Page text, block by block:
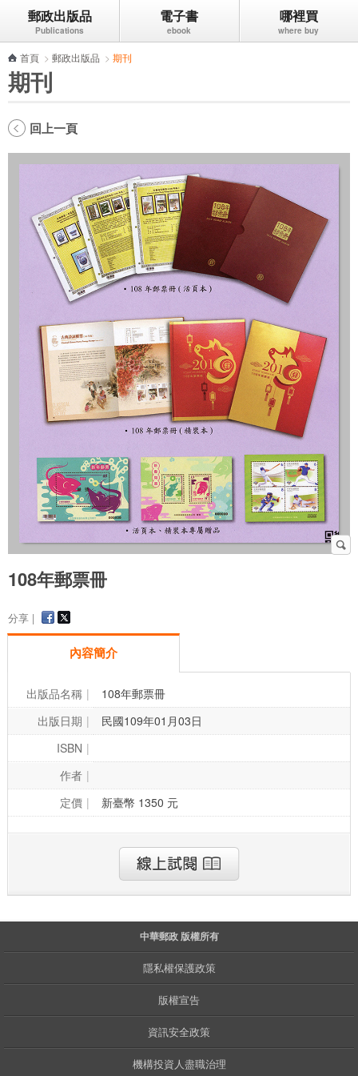
跳到主要內容區塊
郵政出版品 電子書 哪裡買
首頁 > 郵政出版品 > 期刊
期刊
回上一頁
108年郵票冊
分享 |
內容簡介
出版品名稱
108年郵票冊
出版日期
民國109年01月03日
ISBN
作者
定價
新臺幣 1350 元
中華郵政 版權所有
隱私權保護政策
版權宣告
資訊安全政策
機構投資人盡職治理